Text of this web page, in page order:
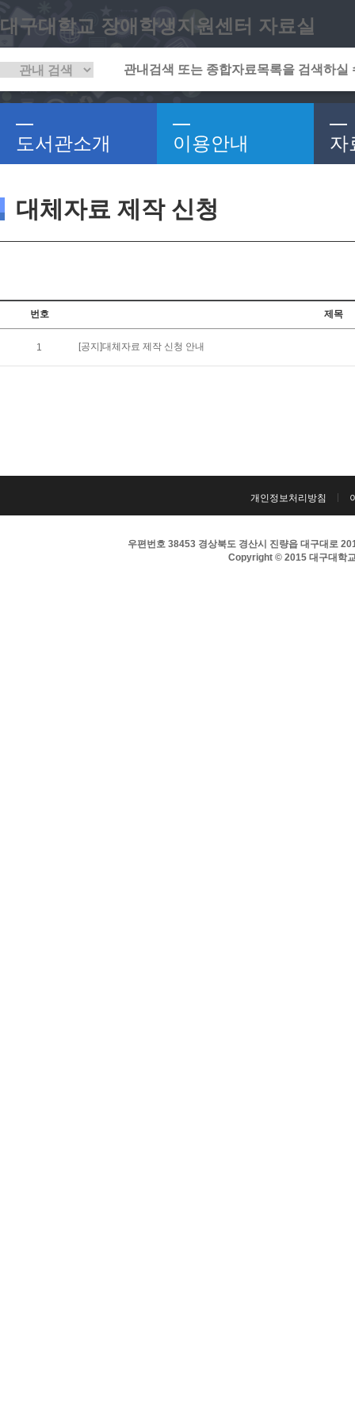
대구대학교 장애학생지원센터 자료실
도서관소개 이용안내 자
대체자료 제작 신청
번호 제목
1 [공지]대체자료 제작 신청 안내
개인정보처리방침
우편번호 38453 경상북도 경산시 진량읍 대구대로
Copyright © 2015 대구대학